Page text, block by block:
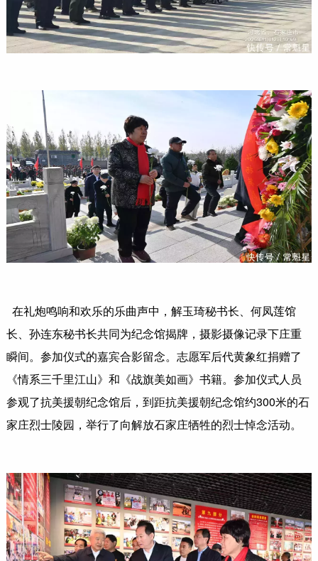
在礼炮鸣响和欢乐的乐曲声中，解玉琦秘书长、何凤莲馆
长、孙连东秘书长共同为纪念馆揭牌，摄影摄像记录下庄重
瞬间。参加仪式的嘉宾合影留念。志愿军后代黄象红捐赠了
《情系三千里江山》和《战旗美如画》书籍。参加仪式人员
参观了抗美援朝纪念馆后，到距抗美援朝纪念馆约300米的石
家庄烈士陵园，举行了向解放石家庄牺牲的烈士悼念活动。